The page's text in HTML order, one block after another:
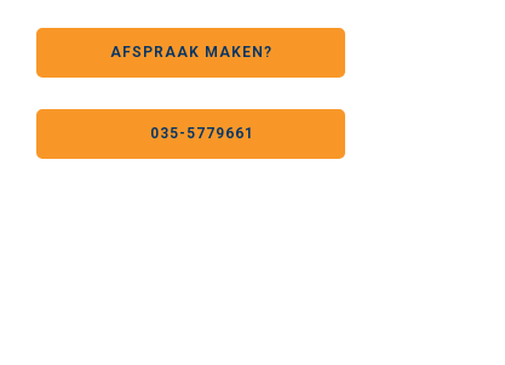
AFSPRAAK MAKEN?
035-5779661